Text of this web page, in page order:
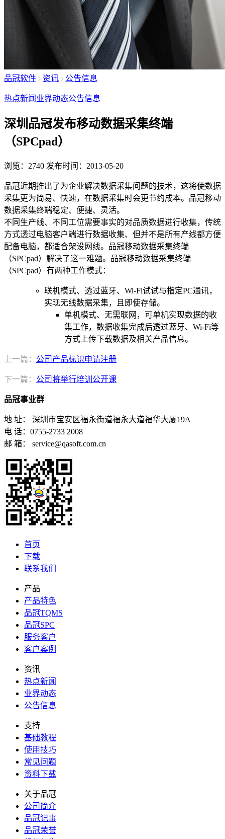
品冠软件 资讯 公告信息
热点新闻 业界动态公告信息
深圳品冠发布移动数据采集终端
（SPCpad）
浏览：2740 发布时间：2013-05-20
品冠近期推出了为企业解决数据采集问题的技术，这将使数据
采集更为简易、快速，在数据采集时会更节约成本。品冠移动
数据采集终端稳定、便捷、灵活。
不同生产线、不同工位需要事实的对品质数据进行收集，传统
方式透过电脑客户端进行数据收集、但并不是所有产线都方便
配备电脑，都适合架设网线。品冠移动数据采集终端
（SPCpad）解决了这一难题。品冠移动数据采集终端
（SPCpad）有两种工作模式：
联机模式、透过蓝牙、Wi-Fi试试与指定PC通讯，
实现无线数据采集，且即使存储。
单机模式、无需联网，可单机实现数据的收
集工作，数据收集完成后透过蓝牙、Wi-Fi等
方式上传下载数据及相关产品信息。
上一篇： 公司产品标识申请注册
下一篇： 公司将举行培训公开课
品冠事业群
地 址： 深圳市宝安区福永街道福永大道福华大厦19A
电 话：0755-2733 2008
邮 箱： service@qasoft.com.cn
首页
下载
联系我们
产品
产品特色
品冠TQMS
品冠SPC
服务客户
客户案例
资讯
热点新闻
业界动态
公告信息
支持
基础教程
使用技巧
常见问题
资料下载
关于品冠
公司简介
品冠记事
品冠荣誉